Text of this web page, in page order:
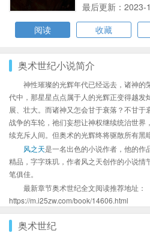
最后更新：2023-
阅读
收藏
奥术世纪小说简介
神性璀璨的光辉年代已经远去，诸神的
代中，那星星点点属于人的光辉正变得越发
展、壮大。而诸神又怎会甘于衰落？不甘
战争的车轮，祂们妄想让神权继续统治世界
续充斥人间。但奥术的光辉终将驱散所有黑
风之天是一名出色的小说作者，他的作
精品，字字珠玑，作者风之天创作的小说情
笔俱佳。
最新章节奥术世纪全文阅读推荐地址：
https://m.i25zw.com/book/14606.html
奥术世纪